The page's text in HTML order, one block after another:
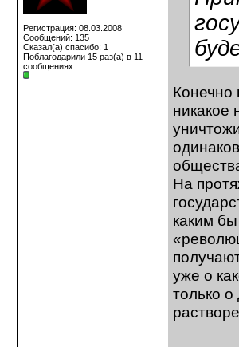
Регистрация: 08.03.2008
Сообщений: 135
Сказал(а) спасибо: 1
Поблагодарили 15 раз(а) в 11
сообщениях
Конечно
никакое
На
каким
уже о
только